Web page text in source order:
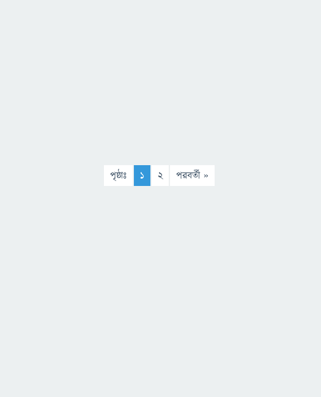
পৃষ্ঠাঃ 1 2 পরবর্তী »